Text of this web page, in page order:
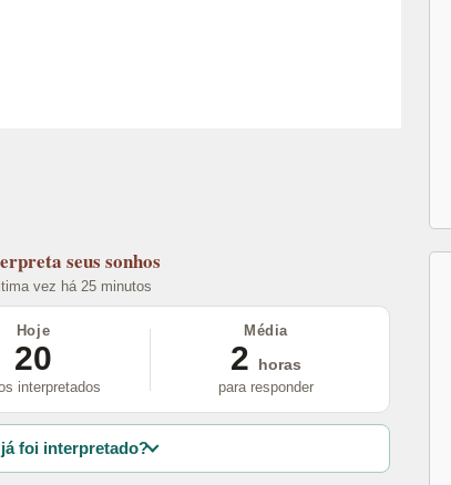
seus sonhos
vez há 25 minutos
Hoje
20
interpretados
Média
2
horas
para responder
foi interpretado?